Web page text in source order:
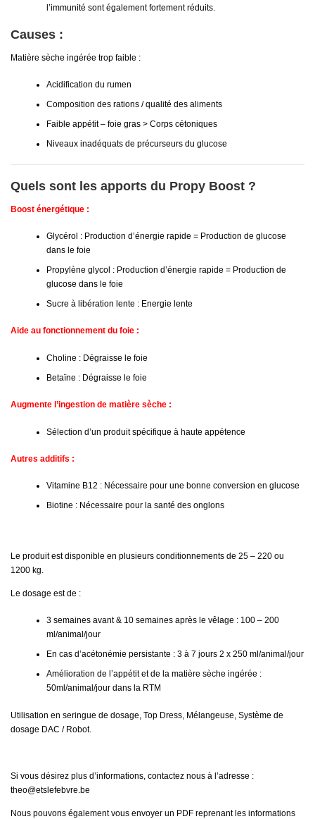
l’immunité sont également fortement réduits.
Causes :
Matière sèche ingérée trop faible :
Acidification du rumen
Composition des rations / qualité des aliments
Faible appétit – foie gras > Corps cétoniques
Niveaux inadéquats de précurseurs du glucose
Quels sont les apports du Propy Boost ?
Boost énergétique :
Glycérol : Production d’énergie rapide = Production de glucose
dans le foie
Propylène glycol : Production d’énergie rapide = Production de
glucose dans le foie
Sucre à libération lente : Energie lente
Aide au fonctionnement du foie :
Choline : Dégraisse le foie
Betaïne : Dégraisse le foie
Augmente l’ingestion de matière sèche :
Sélection d’un produit spécifique à haute appétence
Autres additifs :
Vitamine B12 : Nécessaire pour une bonne conversion en glucose
Biotine : Nécessaire pour la santé des onglons
Le produit est disponible en plusieurs conditionnements de 25 – 220 ou
1200 kg.
Le dosage est de :
3 semaines avant & 10 semaines après le vêlage : 100 – 200
ml/animal/jour
En cas d’acétonémie persistante : 3 à 7 jours 2 x 250 ml/animal/jour
Amélioration de l’appétit et de la matière sèche ingérée :
50ml/animal/jour dans la RTM
Utilisation en seringue de dosage, Top Dress, Mélangeuse, Système de
dosage DAC / Robot.
Si vous désirez plus d’informations, contactez nous à l’adresse :
theo@etslefebvre.be
Nous pouvons également vous envoyer un PDF reprenant les informations